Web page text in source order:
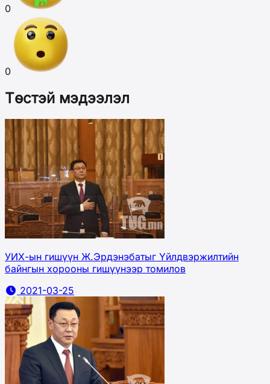
0
0
Төстэй мэдээлэл
УИХ-ын гишүүн Ж.Эрдэнэбатыг Үйлдвэржилтийн
байнгын хорооны гишүүнээр томилов
2021-03-25